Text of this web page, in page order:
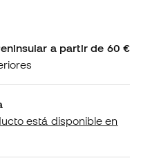
a partir de 60 €
está disponible en